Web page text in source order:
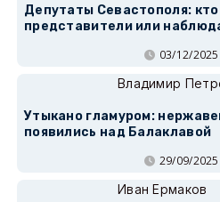
Депутаты Севастополя:
представители или
03/12/
Владимир
Утыкано гламуром:
появились над Балаклавой
29/09/
Иван Ермаков